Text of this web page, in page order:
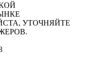
УТОЧНЯЙТЕ